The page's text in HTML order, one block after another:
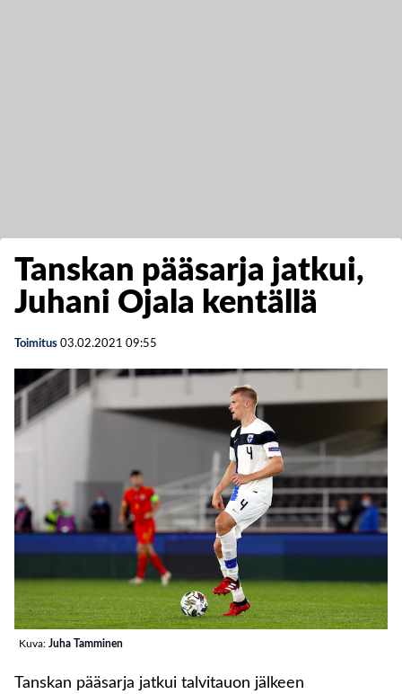
Tanskan pääsarja jatkui,
Juhani Ojala kentällä
Toimitus 03.02.2021 09:55
Kuva: Juha Tamminen
Tanskan pääsarja jatkui talvitauon jälkeen